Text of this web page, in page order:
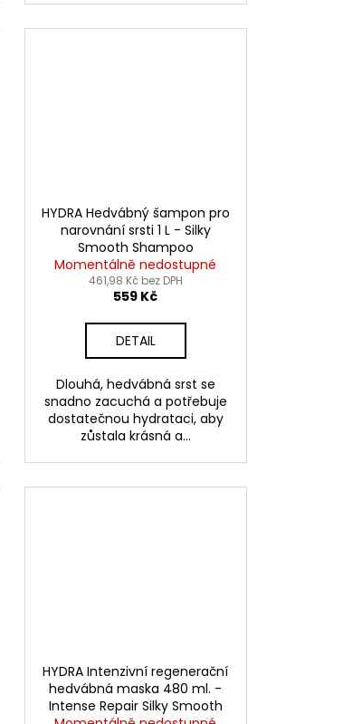
HYDRA Hedvábný šampon pro
narovnání srsti 1 L - Silky
Smooth Shampoo
Momentálně nedostupné
461,98 Kč bez DPH
559 Kč
DETAIL
Dlouhá, hedvábná srst se
snadno zacuchá a potřebuje
dostatečnou hydrataci, aby
zůstala krásná a...
HYDRA Intenzivní regenerační
hedvábná maska 480 ml. -
Intense Repair Silky Smooth